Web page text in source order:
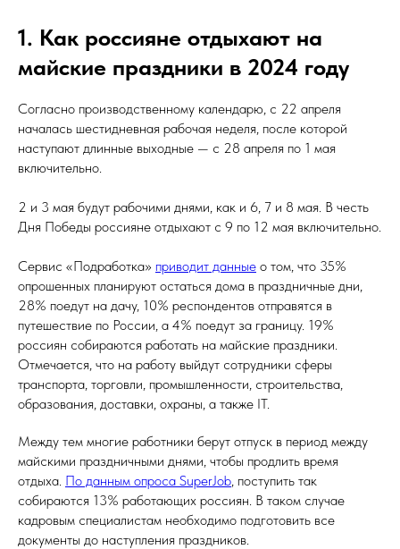
1. Как россияне отдыхают на
майские праздники в 2024 году
Согласно производственному календарю, с 22 апреля
началась шестидневная рабочая неделя, после которой
наступают длинные выходные — с 28 апреля по 1 мая
включительно.
2 и 3 мая будут рабочими днями, как и 6, 7 и 8 мая. В честь
Дня Победы россияне отдыхают с 9 по 12 мая включительно.
Сервис «Подработка» приводит данные о том, что 35%
опрошенных планируют остаться дома в праздничные дни,
28% поедут на дачу, 10% респондентов отправятся в
путешествие по России, а 4% поедут за границу. 19%
россиян собираются работать на майские праздники.
Отмечается, что на работу выйдут сотрудники сферы
транспорта, торговли, промышленности, строительства,
образования, доставки, охраны, а также IT.
Между тем многие работники берут отпуск в период между
майскими праздничными днями, чтобы продлить время
отдыха. По данным опроса SuperJob, поступить так
собираются 13% работающих россиян. В таком случае
кадровым специалистам необходимо подготовить все
документы до наступления праздников.